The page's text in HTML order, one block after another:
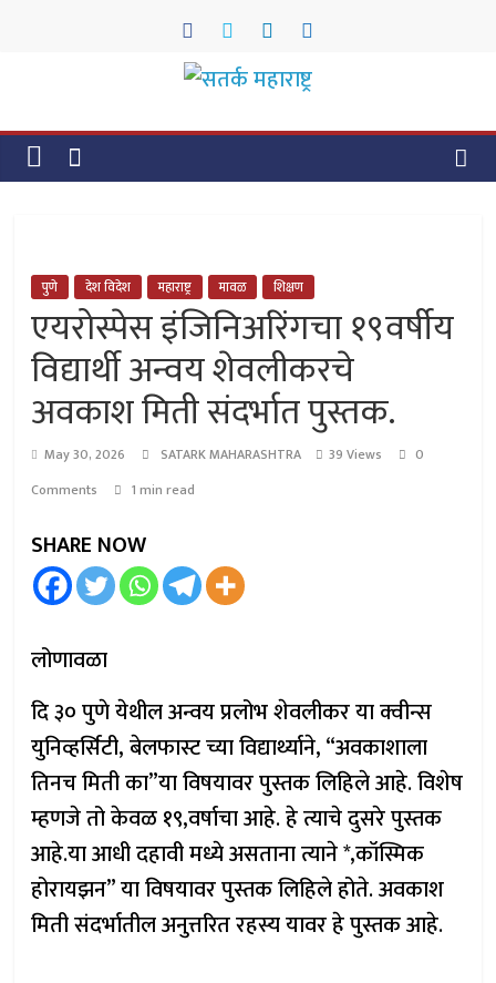
सतर्क
महाराष्ट्र
पुणे देश विदेश महाराष्ट्र मावळ शिक्षण
एयरोस्पेस इंजिनिअरिंगचा १९वर्षीय
विद्यार्थी अन्वय शेवलीकरचे
अवकाश मिती संदर्भात पुस्तक.
May 30, 2026 SATARK MAHARASHTRA 39 Views
0
Comments
1 min read
SHARE NOW
लोणावळा
दि ३० पुणे येथील अन्वय प्रलोभ शेवलीकर या क्वीन्स
युनिव्हर्सिटी, बेलफास्ट च्या विद्यार्थ्याने, “अवकाशाला
तिनच मिती का”या विषयावर पुस्तक लिहिले आहे. विशेष
म्हणजे तो केवळ १९,वर्षाचा आहे. हे त्याचे दुसरे पुस्तक
आहे.या आधी दहावी मध्ये असताना त्याने *,कॉस्मिक
होरायझन” या विषयावर पुस्तक लिहिले होते. अवकाश
मिती संदर्भातील अनुत्तरित रहस्य यावर हे पुस्तक आहे.